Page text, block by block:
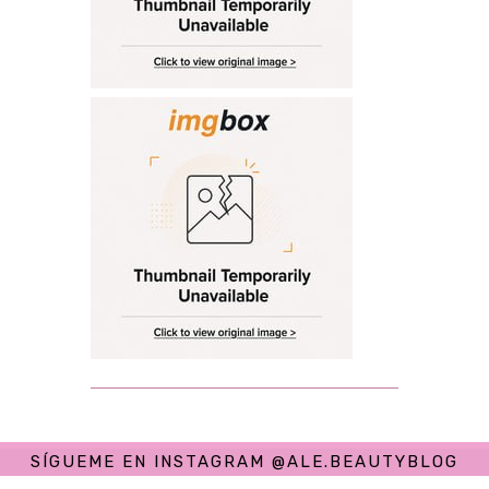
SÍGUEME EN INSTAGRAM @ALE.BEAUTYBLOG